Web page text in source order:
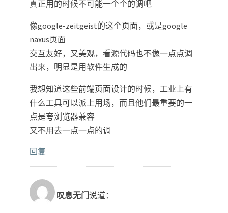
真正用的时候不可能一个个的调吧
像google-zeitgeist的这个页面，或是google
naxus页面
交互友好，又美观，看源代码也不像一点点调
出来，明显是用软件生成的
我想知道这些前端页面设计的时候，工业上有
什么工具可以派上用场，而且他们最重要的一
点是夸浏览器兼容
又不用去一点一点的调
回复
叹息无门说道：